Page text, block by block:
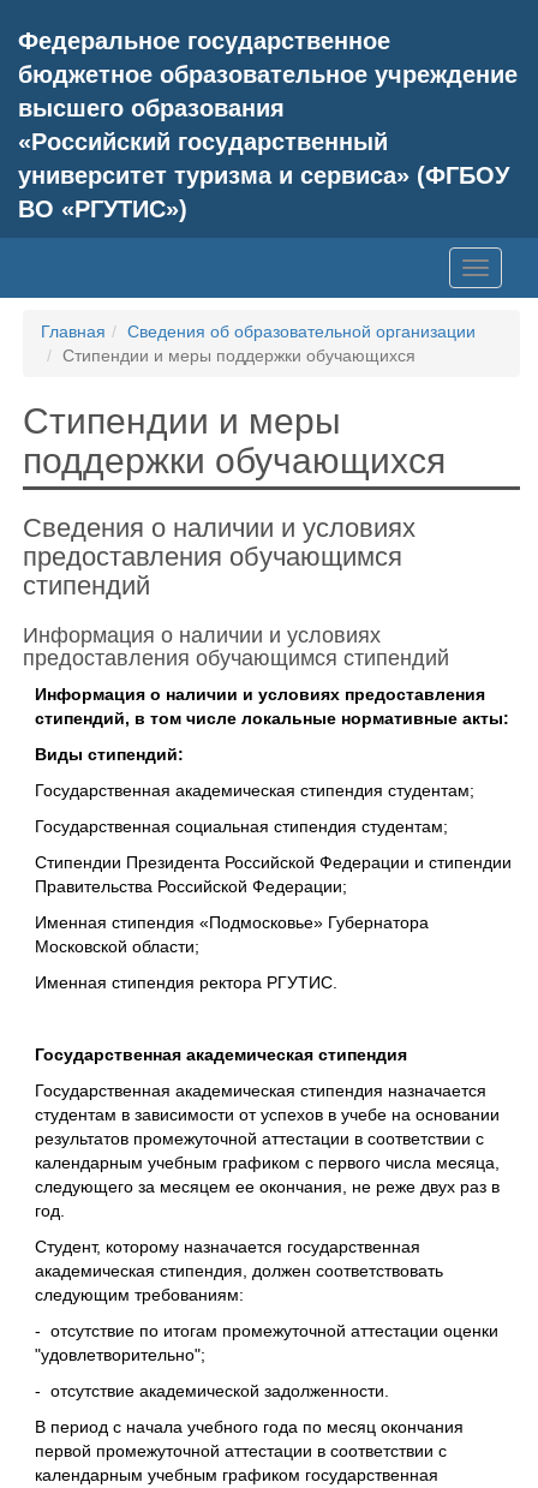
Федеральное государственное
бюджетное образовательное учреждение
высшего образования
«Российский государственный
университет туризма и сервиса» (ФГБОУ
ВО «РГУТИС»)
Главная
Сведения об образовательной организации
Стипендии и меры поддержки обучающихся
Стипендии и меры
поддержки обучающихся
Сведения о наличии и условиях
предоставления обучающимся
стипендий
Информация о наличии и условиях
предоставления обучающимся стипендий
Информация о наличии и условиях предоставления
стипендий, в том числе локальные нормативные акты:
Виды стипендий:
Государственная академическая стипендия студентам;
Государственная социальная стипендия студентам;
Стипендии Президента Российской Федерации и стипендии
Правительства Российской Федерации;
Именная стипендия «Подмосковье» Губернатора
Московской области;
Именная стипендия ректора РГУТИС.
Государственная академическая стипендия
Государственная академическая стипендия назначается
студентам в зависимости от успехов в учебе на основании
результатов промежуточной аттестации в соответствии с
календарным учебным графиком с первого числа месяца,
следующего за месяцем ее окончания, не реже двух раз в
год.
Студент, которому назначается государственная
академическая стипендия, должен соответствовать
следующим требованиям:
- отсутствие по итогам промежуточной аттестации оценки
"удовлетворительно";
- отсутствие академической задолженности.
В период с начала учебного года по месяц окончания
первой промежуточной аттестации в соответствии с
календарным учебным графиком государственная